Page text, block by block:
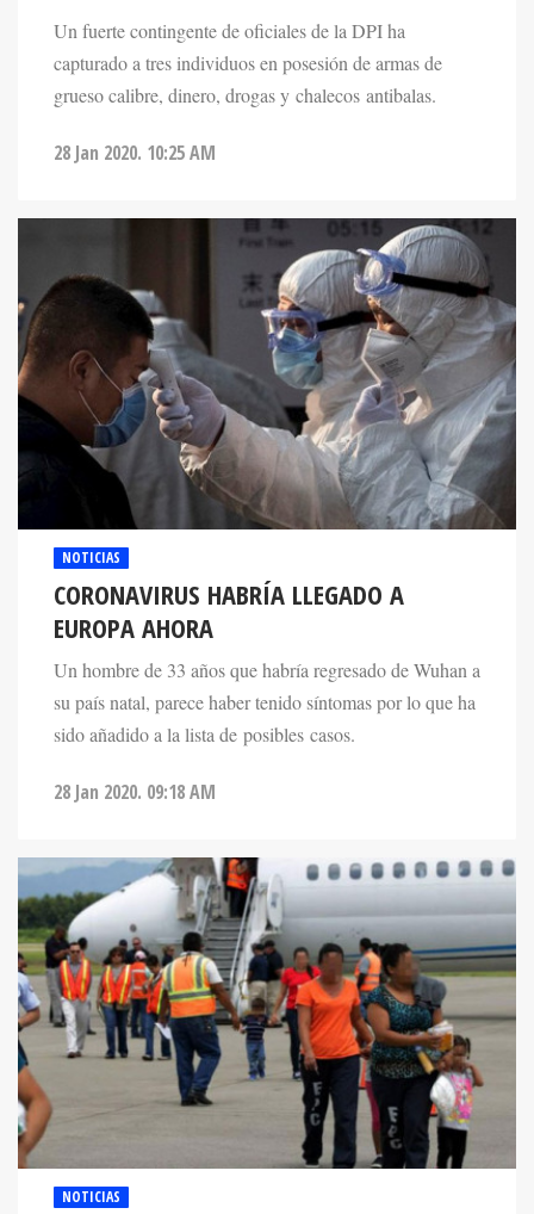
Un fuerte contingente de oficiales de la DPI ha
capturado a tres individuos en posesión de armas de
grueso calibre, dinero, drogas y chalecos antibalas.
28 Jan 2020. 10:25 AM
NOTICIAS
CORONAVIRUS HABRÍA LLEGADO A
EUROPA AHORA
Un hombre de 33 años que habría regresado de Wuhan a
su país natal, parece haber tenido síntomas por lo que ha
sido añadido a la lista de posibles casos.
28 Jan 2020. 09:18 AM
NOTICIAS